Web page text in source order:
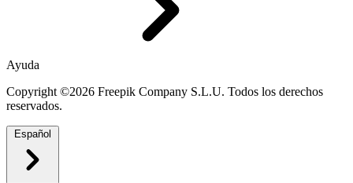
Ayuda
Copyright ©2026 Freepik Company S.L.U. Todos los derechos
reservados.
Español